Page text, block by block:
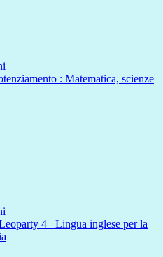
: Matematica, scienze
4_ Lingua inglese per la